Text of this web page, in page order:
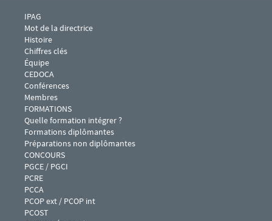
Menu footer IPAG 1
IPAG
Mot de la directrice
Histoire
Chiffres clés
Équipe
CEDOCA
Conférences
Membres
Menu footer IPAG 2
FORMATIONS
Quelle formation intégrer ?
Formations diplômantes
Préparations non diplômantes
Menu footer IPAG 3
CONCOURS
PGCE / PGCI
PCRE
PCCA
PCOP ext / PCOP int
PCOST